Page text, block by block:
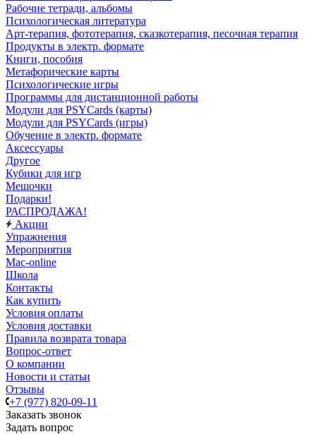
Рабочие тетради, альбомы
Психологическая литература
Арт-терапия, фототерапия, сказкотерапия, песочная терапия
Продукты в электр. формате
Книги, пособия
Метафорические карты
Психологические игры
Программы для дистанционной работы
Модули для PSYCards (карты)
Модули для PSYCards (игры)
Обучение в электр. формате
Аксессуары
Другое
Кубики для игр
Мешочки
Подарки!
РАСПРОДАЖА!
Акции
Упражнения
Мероприятия
Mac-online
Школа
Контакты
Как купить
Условия оплаты
Условия доставки
Правила возврата товара
Вопрос-ответ
О компании
Новости и статьи
Отзывы
+7 (977) 820-09-11
Заказать звонок
Задать вопрос